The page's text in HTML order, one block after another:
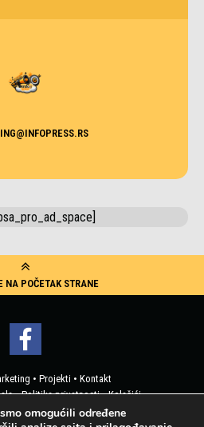
NA POČETAK STRANE
• Projekti • Kontakt
•Politika privatnosti•Kolačići
podacima
omogućili određene